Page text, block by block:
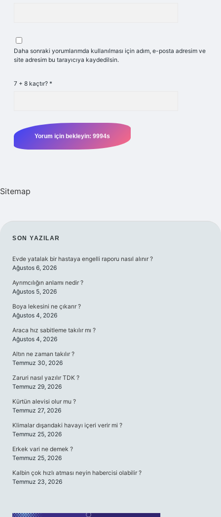
Daha sonraki yorumlarımda kullanılması için adım, e-posta adresim ve
site adresim bu tarayıcıya kaydedilsin.
7 + 8 kaçtır? *
Sitemap
SIDEBAR
SON YAZILAR
Evde yatalak bir hastaya engelli raporu nasıl alınır ?
Ağustos 6, 2026
Ayrımcılığın anlamı nedir ?
Ağustos 5, 2026
Boya lekesini ne çıkarır ?
Ağustos 4, 2026
Araca hız sabitleme takılır mı ?
Ağustos 4, 2026
Altın ne zaman takılır ?
Temmuz 30, 2026
Zaruri nasıl yazılır TDK ?
Temmuz 29, 2026
Kürtün alevisi olur mu ?
Temmuz 27, 2026
Klimalar dışarıdaki havayı içeri verir mi ?
Temmuz 25, 2026
Erkek vari ne demek ?
Temmuz 25, 2026
Kalbin çok hızlı atması neyin habercisi olabilir ?
Temmuz 23, 2026